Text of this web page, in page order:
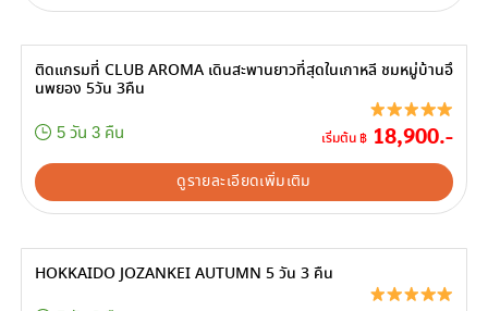
ติดแกรมที่ CLUB AROMA เดินสะพานยาวที่สุดในเกาหลี ชมหมู่บ้านอึ
นพยอง 5วัน 3คืน
5 วัน 3 คืน เริ่มต้น ฿ 18,900.-
ดูรายละเอียดเพิ่มเติม
HOKKAIDO JOZANKEI AUTUMN 5 วัน 3 คืน